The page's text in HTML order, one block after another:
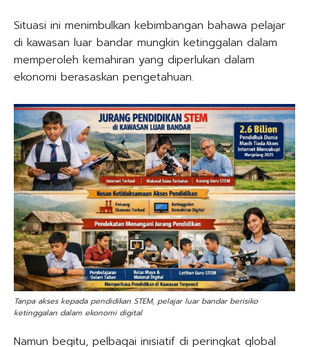
Situasi ini menimbulkan kebimbangan bahawa pelajar
di kawasan luar bandar mungkin ketinggalan dalam
memperoleh kemahiran yang diperlukan dalam
ekonomi berasaskan pengetahuan.
Tanpa akses kepada pendidikan STEM, pelajar luar bandar berisiko
ketinggalan dalam ekonomi digital
Namun begitu, pelbagai inisiatif di peringkat global